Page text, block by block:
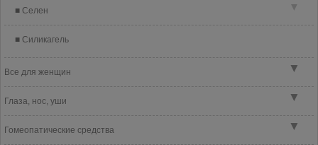
▼
Селен
Силикагель
▼
Все для женщин
▼
Глаза, нос, уши
▼
Гомеопатические средства